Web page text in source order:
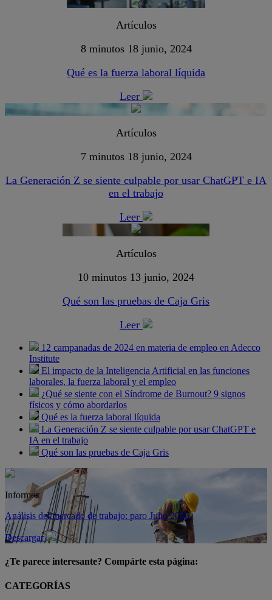
Artículos
8 minutos 18 junio, 2024
Qué es la fuerza laboral líquida
Leer
Artículos
7 minutos 18 junio, 2024
La Generación Z se siente culpable por usar ChatGPT e IA
en el trabajo
Leer
Artículos
10 minutos 13 junio, 2024
Qué son las pruebas de Caja Gris
Leer
12 campanadas de 2024 en materia de empleo en Adecco
Institute
El impacto de la Inteligencia Artificial en las funciones
laborales, la fuerza laboral y el empleo
¿Qué se siente con el Síndrome de Burnout? 9 signos
físicos y cómo abordarlos
Qué es la fuerza laboral líquida
La Generación Z se siente culpable por usar ChatGPT e
IA en el trabajo
Qué son las pruebas de Caja Gris
Informes
Análisis del mercado de trabajo: paro Julio 2026
Descargar
¿Te parece interesante? Compárte esta página:
CATEGORÍAS